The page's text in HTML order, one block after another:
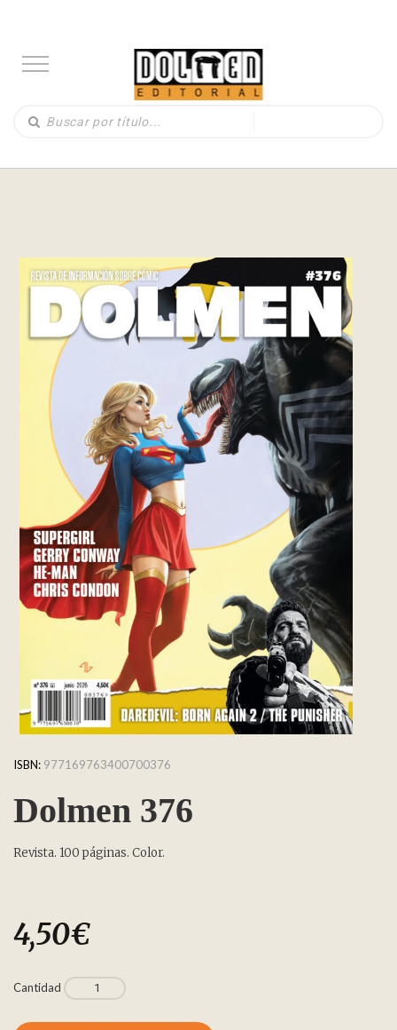
ISBN: 977169763400700376
Dolmen 376
Revista. 100 páginas. Color.
4,50€
Cantidad